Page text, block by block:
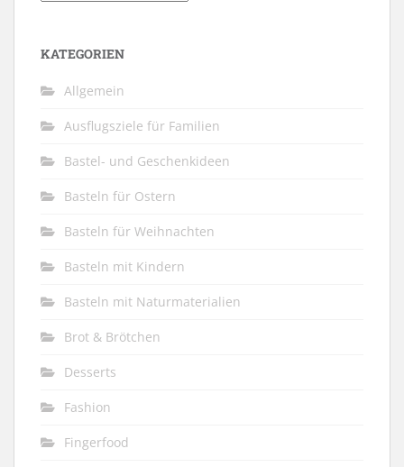
KATEGORIEN
Allgemein
Ausflugsziele für Familien
Bastel- und Geschenkideen
Basteln für Ostern
Basteln für Weihnachten
Basteln mit Kindern
Basteln mit Naturmaterialien
Brot & Brötchen
Desserts
Fashion
Fingerfood